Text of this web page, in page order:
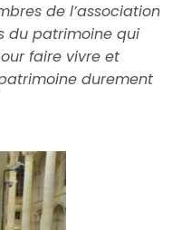
de l’association
du patrimoine qui
faire vivre et
durement